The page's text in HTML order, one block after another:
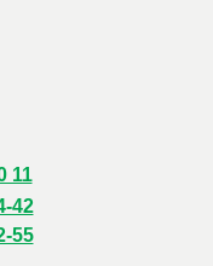
11
42
55